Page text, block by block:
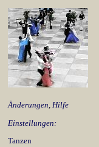
Änderungen, Hilfe
Einstellungen:
Tanzen